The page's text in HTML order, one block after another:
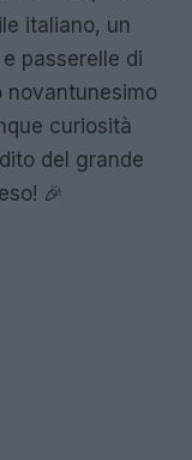
italiano, un
passerelle di
novantunesimo
curiosità
del grande
🎉